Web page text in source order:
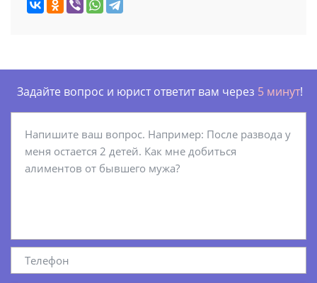
Задайте вопрос и юрист ответит вам через 5 минут!